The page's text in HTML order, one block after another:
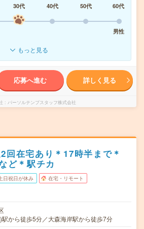
30代 40代 50代
60代
男性
もっと見る
応募へ進む 詳しく見る
パーソルテンプスタッフ株式会社
回在宅あり＊17時半まで＊
ど＊駅チカ
日祝日が休み 在宅・リモート
駅から徒歩5分／大森海岸駅から徒歩7分